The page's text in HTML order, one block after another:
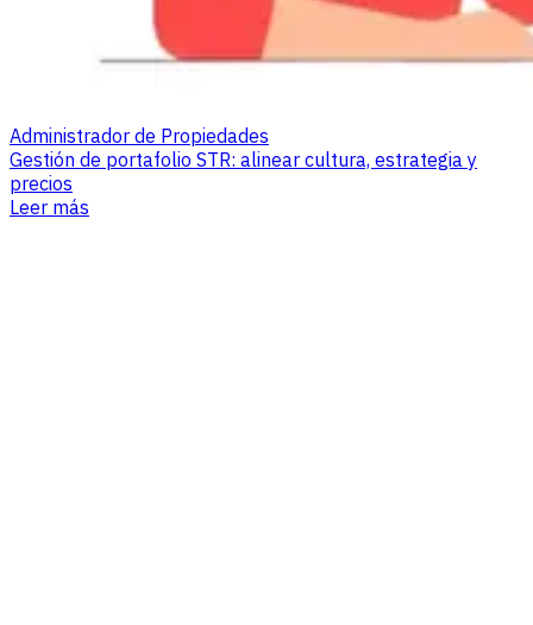
Administrador de Propiedades
Gestión de portafolio STR: alinear cultura, estrategia y
precios
Leer más